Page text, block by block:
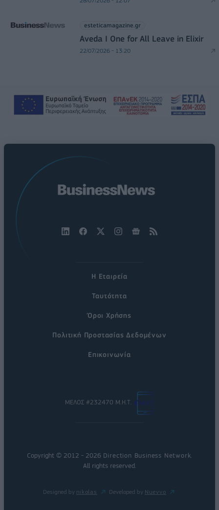
esteticamagazine.gr
Aveda I One for All Leave in Elixir
22/07/2026 - 13:20
Η Εταιρεία
Ταυτότητα
Όροι Χρήσης
Πολιτική Προστασίας Δεδομένων
Επικοινωνία
ΜΕΛΟΣ #232470 Μ.Η.Τ.
Copyright © 2012 - 2026 Direction Business Network
All rights reserved.
Designed by nikolas Developed by Nuevvo